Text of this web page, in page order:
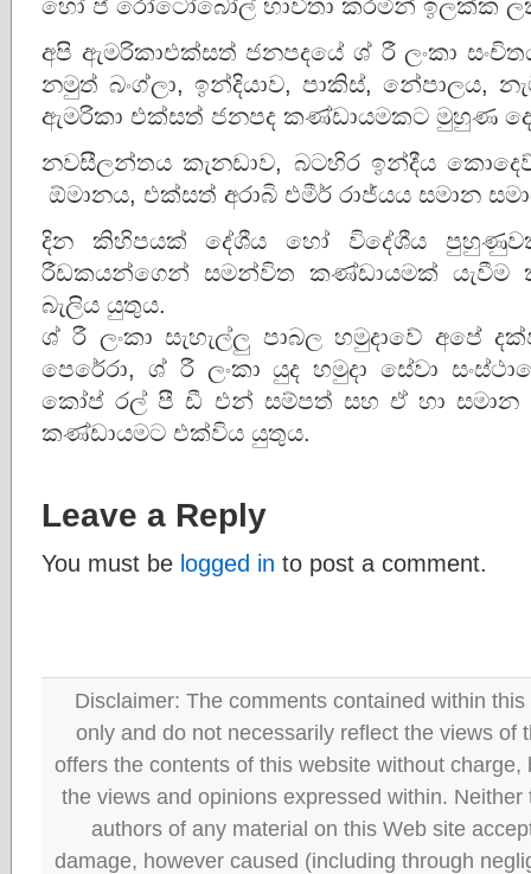
අපි ඇමරිකාඑක්සත් ජනපදයේ ශ් රී ලංකා
නමුත් බංග්ලා, ඉන්දියාව, පාකිස්, නේපාලය,
ඇමරිකා එක්සත් ජනපද කණ්ඩායමකට මුහුණ
නවසීලන්තය කැනඩාව, බටහිර ඉන්දීය
ඕමානය, එක්සත් අරාබි එමීර් රාජ්යය සමාන
දින කිහිපයක් දේශීය හෝ විදේශීය
රීඩකයන්ගෙන් සමන්විත කණ්ඩායමක් යැවීම
බැලිය යුතුය.
ශ් රී ලංකා සැහැල්ලු පාබල හමුදාවේ
පෙරේරා, ශ් රී ලංකා යුද හමුදා සේවා
කෝප් රල් පී ඩී එන් සම්පත් සහ ඒ හා සමාන
කණ්ඩායමට එක්විය යුතුය.
Leave a Reply
You must be logged in to post a comment.
Disclaimer: The comments contained within
only and do not necessarily reflect the views of
offers the contents of this website without
the views and opinions expressed within.
authors of any material on this Web site
damage, however caused (including through